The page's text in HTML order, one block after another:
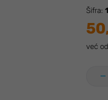
Šifra:
već